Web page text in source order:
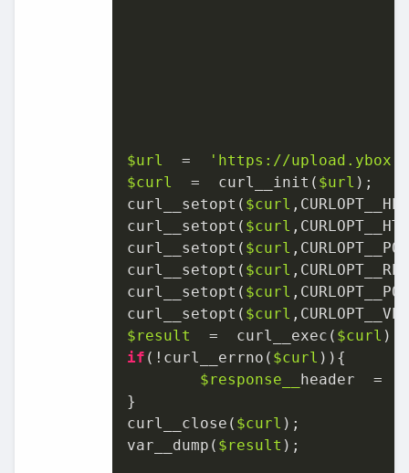
$url =
'https://
$curl
=  curl_̲init( $url );
curl_̲setopt( $curl
curl_̲setopt( $curl
curl_̲setopt( $curl
curl_̲setopt( $curl
curl_̲setopt( $curl
curl_̲setopt( $curl
$result
=  curl_̲exec( $curl
if (!curl_̲errno( $curl )){
$response_ ̲header  =
}
curl_̲close( $curl );
var_̲dump( $result );